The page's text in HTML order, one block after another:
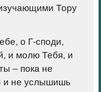
Тору
о Г-споди,
и молю Тебя, и
– пока не
и не услышишь